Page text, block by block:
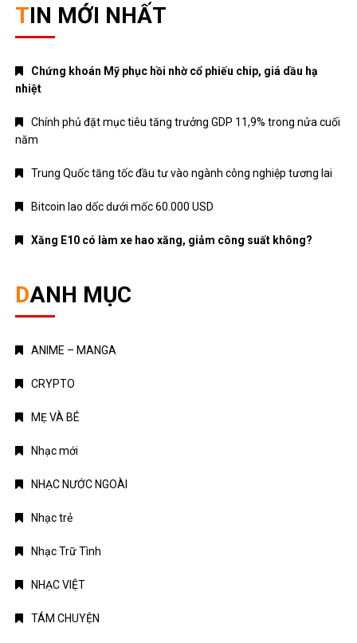
TIN MỚI NHẤT
Chứng khoán Mỹ phục hồi nhờ cổ phiếu chip, giá dầu hạ
nhiệt
Chính phủ đặt mục tiêu tăng trưởng GDP 11,9% trong nửa cuối
năm
Trung Quốc tăng tốc đầu tư vào ngành công nghiệp tương lai
Bitcoin lao dốc dưới mốc 60.000 USD
Xăng E10 có làm xe hao xăng, giảm công suất không?
DANH MỤC
ANIME – MANGA
CRYPTO
MẸ VÀ BÉ
Nhạc mới
NHẠC NƯỚC NGOÀI
Nhạc trẻ
Nhạc Trữ Tình
NHẠC VIỆT
TÁM CHUYỆN